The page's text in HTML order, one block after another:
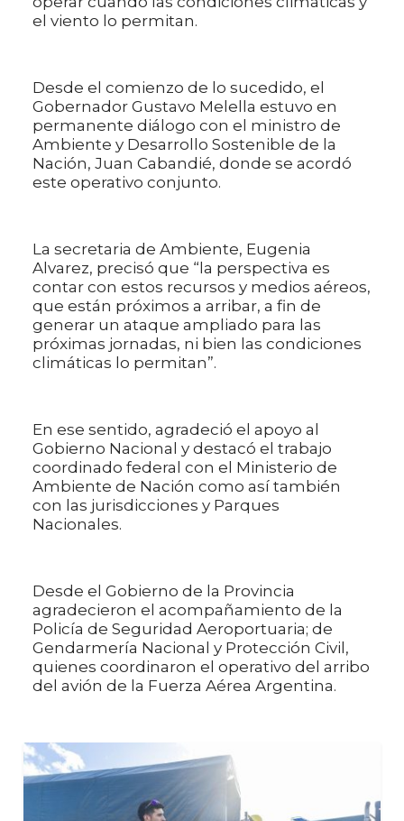
el viento lo permitan.
Desde el comienzo de lo sucedido, el
Gobernador Gustavo Melella estuvo en
permanente diálogo con el ministro de
Ambiente y Desarrollo Sostenible de la
Nación, Juan Cabandié, donde se acordó
este operativo conjunto.
La secretaria de Ambiente, Eugenia
Alvarez, precisó que “la perspectiva es
contar con estos recursos y medios aéreos,
que están próximos a arribar, a fin de
generar un ataque ampliado para las
próximas jornadas, ni bien las condiciones
climáticas lo permitan”.
En ese sentido, agradeció el apoyo al
Gobierno Nacional y destacó el trabajo
coordinado federal con el Ministerio de
Ambiente de Nación como así también
con las jurisdicciones y Parques
Nacionales.
Desde el Gobierno de la Provincia
agradecieron el acompañamiento de la
Policía de Seguridad Aeroportuaria; de
Gendarmería Nacional y Protección Civil,
quienes coordinaron el operativo del arribo
del avión de la Fuerza Aérea Argentina.